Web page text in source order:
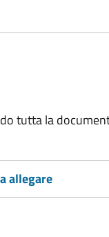
tutta la
allegare